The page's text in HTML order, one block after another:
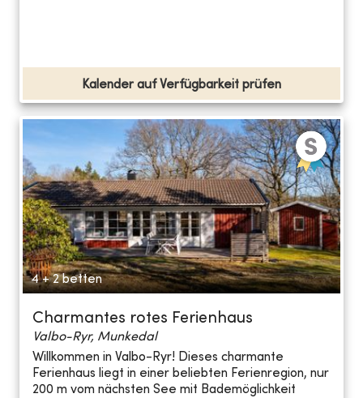
Kalender auf Verfügbarkeit prüfen
4 + 2 betten
Charmantes rotes Ferienhaus
Valbo-Ryr, Munkedal
Willkommen in Valbo-Ryr! Dieses charmante
Ferienhaus liegt in einer beliebten Ferienregion, nur
200 m vom nächsten See mit Bademöglichkeit